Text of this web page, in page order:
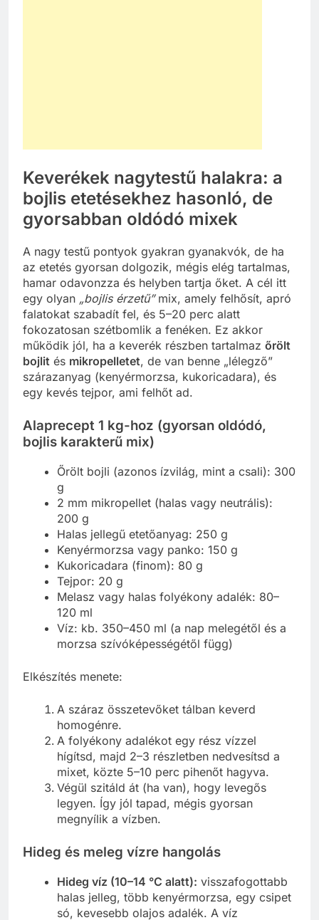
Keverékek nagytestű halakra: a
bojlis etetésekhez hasonló, de
gyorsabban oldódó mixek
A nagy testű pontyok gyakran gyanakvók, de ha
az etetés gyorsan dolgozik, mégis elég tartalmas,
hamar odavonzza és helyben tartja őket. A cél itt
egy olyan „bojlis érzetű”mix, amely felhősít, apró
falatokat szabadít fel, és 5–20 perc alatt
fokozatosan szétbomlik a fenéken. Ez akkor
működik jól, ha a keverék részben tartalmaz őrölt
bojlit és mikropelletet, de van benne „lélegző”
szárazanyag (kenyérmorzsa, kukoricadara), és
egy kevés tejpor, ami felhőt ad.
Alaprecept 1 kg-hoz (gyorsan oldódó,
bojlis karakterű mix)
Őrölt bojli (azonos ízvilág, mint a csali): 300
g
2 mm mikropellet (halas vagy neutrális):
200 g
Halas jellegű etetőanyag: 250 g
Kenyérmorzsa vagy panko: 150 g
Kukoricadara (finom): 80 g
Tejpor: 20 g
Melasz vagy halas folyékony adalék: 80–
120 ml
Víz: kb. 350–450 ml (a nap melegétől és a
morzsa szívóképességétől függ)
Elkészítés menete:
A száraz összetevőket tálban keverd
homogénre.
A folyékony adalékot egy rész vízzel
hígítsd, majd 2–3 részletben nedvesítsd a
mixet, közte 5–10 perc pihenőt hagyva.
Végül szitáld át (ha van), hogy levegős
legyen. Így jól tapad, mégis gyorsan
megnyílik a vízben.
Hideg és meleg vízre hangolás
Hideg víz (10–14 °C alatt): visszafogottabb
halas jelleg, több kenyérmorzsa, egy csipet
só, kevesebb olajos adalék. A víz